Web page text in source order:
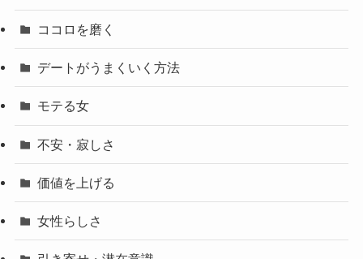
ココロを磨く
デートがうまくいく方法
モテる女
不安・寂しさ
価値を上げる
女性らしさ